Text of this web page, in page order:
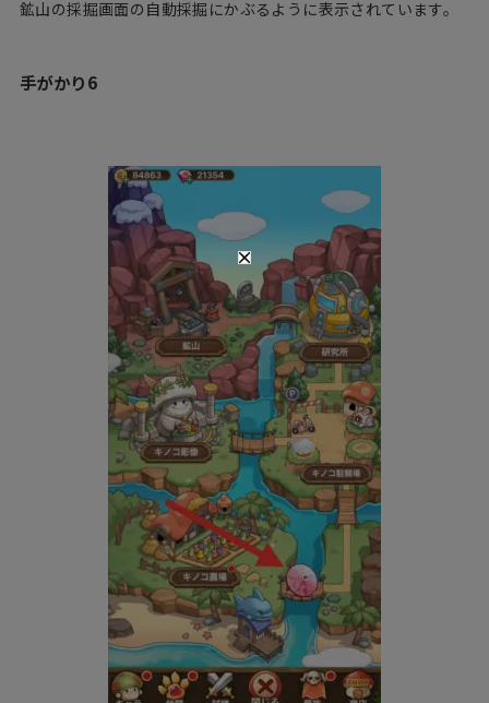
鉱山の採掘画面の自動採掘にかぶるように表示されています。
手がかり6